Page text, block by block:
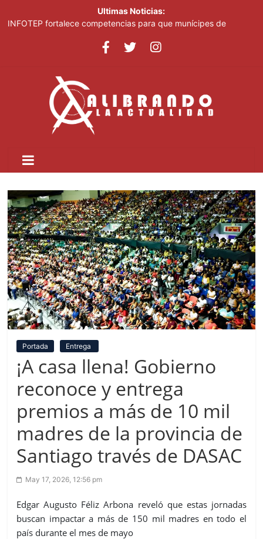
Ultimas Noticias:
INFOTEP fortalece competencias para que munícipes de
El papa urge a Ucrania y Rusia a que detengan los ataques a
objetivos civiles
Pronostican cielo grisáceo por polvo del Sahara y temperaturas
calurosas este domingo
El papa urge a Ucrania y Rusia a que detengan los ataques a
Portada Entrega
¡A casa llena! Gobierno
reconoce y entrega
premios a más de 10 mil
madres de la provincia de
Santiago través de DASAC
May 17, 2026, 12:56 pm
Edgar Augusto Féliz Arbona reveló que estas jornadas
buscan impactar a más de 150 mil madres en todo el
país durante el mes de mayo